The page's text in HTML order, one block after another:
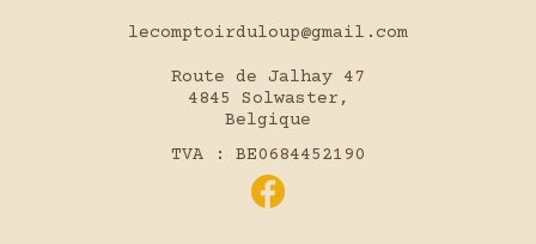
lecomptoirduloup@gmail.com
Route de Jalhay 47
4845 Solwaster,
Belgique
TVA : BE0684452190